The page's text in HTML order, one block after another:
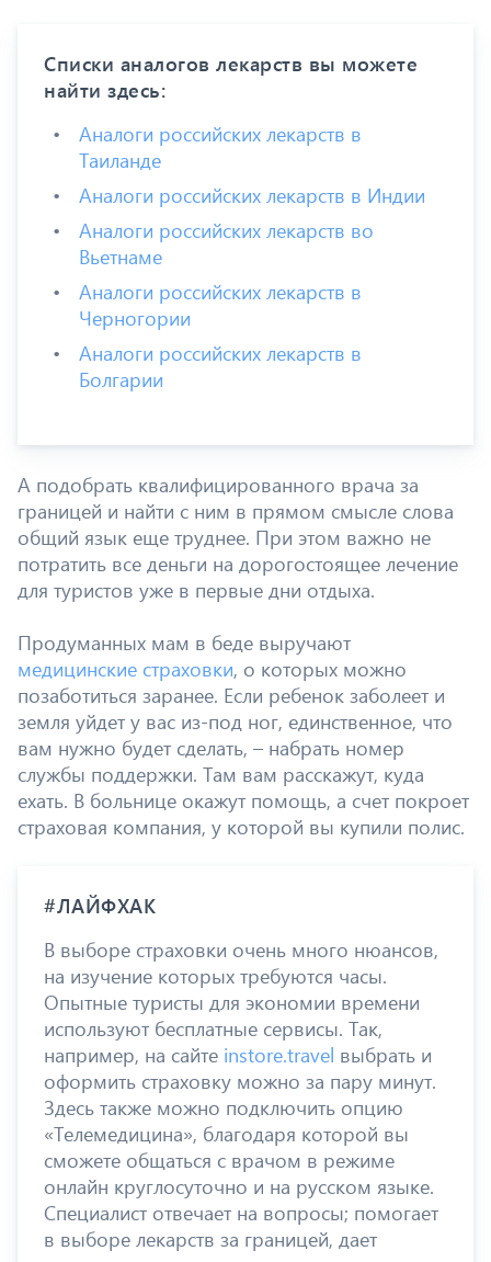
Списки аналогов лекарств вы можете
найти здесь:
Аналоги российских лекарств в
Таиланде
Аналоги российских лекарств в Индии
Аналоги российских лекарств во
Вьетнаме
Аналоги российских лекарств в
Черногории
Аналоги российских лекарств в
Болгарии
А подобрать квалифицированного врача за
границей и найти с ним в прямом смысле слова
общий язык еще труднее. При этом важно не
потратить все деньги на дорогостоящее лечение
для туристов уже в первые дни отдыха.
Продуманных мам в беде выручают
медицинские страховки, о которых можно
позаботиться заранее. Если ребенок заболеет и
земля уйдет у вас из-под ног, единственное, что
вам нужно будет сделать, – набрать номер
службы поддержки. Там вам расскажут, куда
ехать. В больнице окажут помощь, а счет покроет
страховая компания, у которой вы купили полис.
#ЛАЙФХАК
В выборе страховки очень много нюансов,
на изучение которых требуются часы.
Опытные туристы для экономии времени
используют бесплатные сервисы. Так,
например, на сайте instore.travel выбрать и
оформить страховку можно за пару минут.
Здесь также можно подключить опцию
«Телемедицина», благодаря которой вы
сможете общаться с врачом в режиме
онлайн круглосуточно и на русском языке.
Специалист отвечает на вопросы; помогает
в выборе лекарств за границей, дает